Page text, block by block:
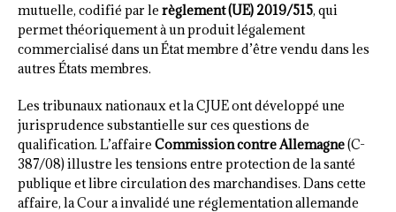
mutuelle, codifié par le règlement (UE) 2019/515, qui
permet théoriquement à un produit légalement
commercialisé dans un État membre d’être vendu dans les
autres États membres.
Les tribunaux nationaux et la CJUE ont développé une
jurisprudence substantielle sur ces questions de
qualification. L’affaire Commission contre Allemagne(C-
387/08) illustre les tensions entre protection de la santé
publique et libre circulation des marchandises. Dans cette
affaire, la Cour a invalidé une réglementation allemande